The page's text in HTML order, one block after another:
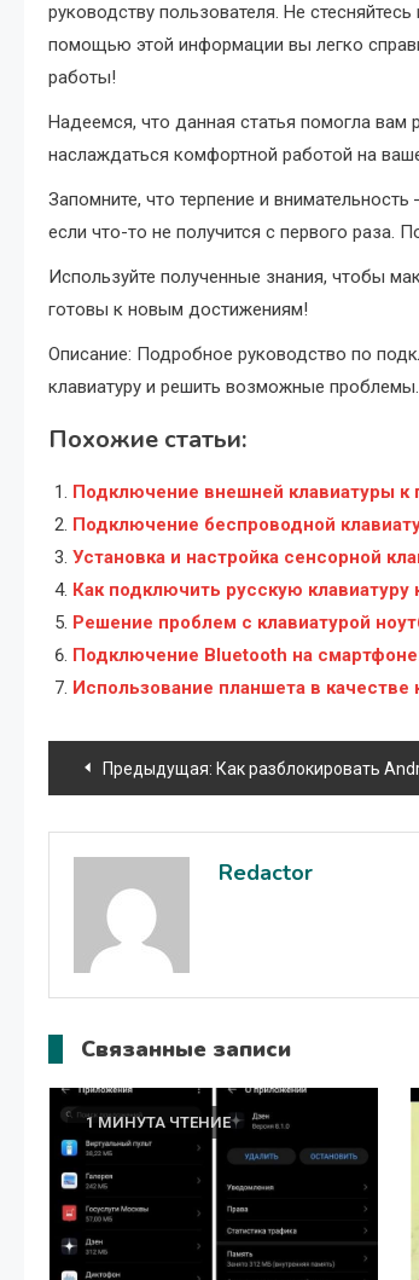
руководству пользователя. Не
помощью этой информации вы легко
работы!
Надеемся, что данная статья помогла вам
наслаждаться комфортной работой на
Запомните, что терпение и
если что-то не получится с первого раза.
Используйте полученные знания, чтобы
готовы к новым достижениям!
Описание: Подробное руководство по
клавиатуру и решить возможные проблемы.
Похожие статьи:
Подключение внешней клавиатуры к
Подключение беспроводной
Установка и настройка сенсорной
Как подключить русскую клавиатуру
Решение проблем с клавиатурой
Подключение Bluetooth на
Использование планшета в
Навигация
по
записям
Предыдущая: Как разблокировать Android планшет если
Redactor
Связанные записи
1 МИНУТА ЧТЕНИЕ